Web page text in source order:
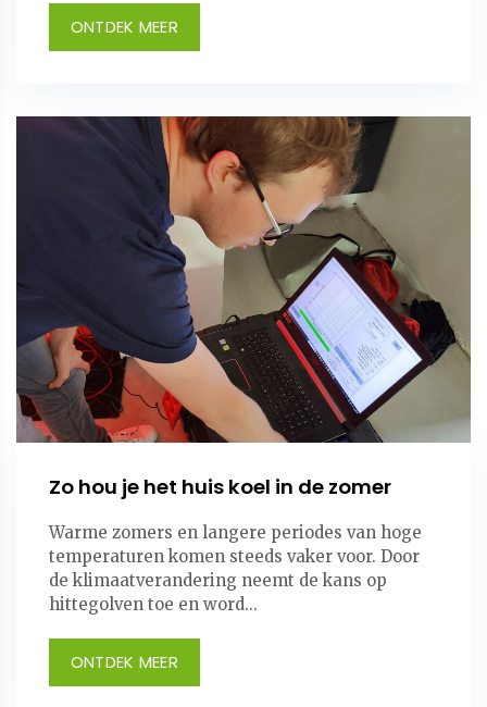
ONTDEK MEER
Zo hou je het huis koel in de zomer
Warme zomers en langere periodes van hoge
temperaturen komen steeds vaker voor. Door
de klimaatverandering neemt de kans op
hittegolven toe en word...
ONTDEK MEER